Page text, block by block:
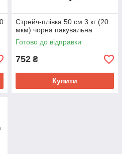
Стрейч-плівка 50 см 3 кг (20
мкм) чорна пакувальна
Готово до відправки
752 ₴
Купити